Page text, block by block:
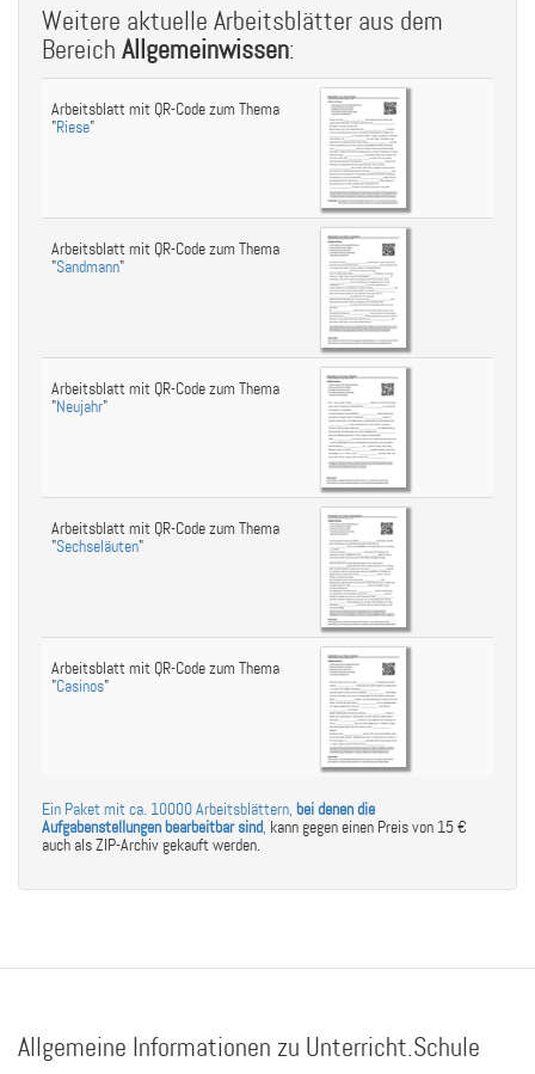
Weitere aktuelle Arbeitsblätter aus dem
Bereich Allgemeinwissen:
Arbeitsblatt mit QR-Code zum Thema
"Riese"
Arbeitsblatt mit QR-Code zum Thema
"Sandmann"
Arbeitsblatt mit QR-Code zum Thema
"Neujahr"
Arbeitsblatt mit QR-Code zum Thema
"Sechseläuten"
Arbeitsblatt mit QR-Code zum Thema
"Casinos"
Ein Paket mit ca. 10000 Arbeitsblättern, bei denen die
Aufgabenstellungen bearbeitbar sind, kann gegen einen Preis von 15 €
auch als ZIP-Archiv gekauft werden.
Allgemeine Informationen zu Unterricht.Schule